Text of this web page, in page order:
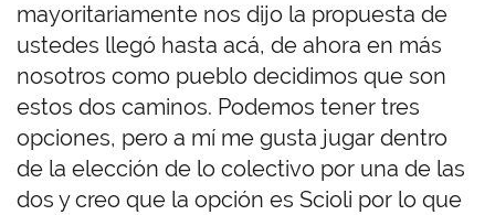
mayoritariamente nos dijo la propuesta de
ustedes llegó hasta acá, de ahora en más
nosotros como pueblo decidimos que son
estos dos caminos. Podemos tener tres
opciones, pero a mí me gusta jugar dentro
de la elección de lo colectivo por una de las
dos y creo que la opción es Scioli por lo que